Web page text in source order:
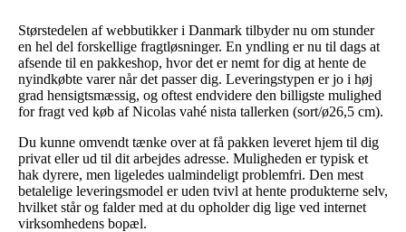
Størstedelen af webbutikker i Danmark tilbyder nu om stunder
en hel del forskellige fragtløsninger. En yndling er nu til dags at
afsende til en pakkeshop, hvor det er nemt for dig at hente de
nyindkøbte varer når det passer dig. Leveringstypen er jo i høj
grad hensigtsmæssig, og oftest endvidere den billigste mulighed
for fragt ved køb af Nicolas vahé nista tallerken (sort/ø26,5 cm).
Du kunne omvendt tænke over at få pakken leveret hjem til dig
privat eller ud til dit arbejdes adresse. Muligheden er typisk et
hak dyrere, men ligeledes ualmindeligt problemfri. Den mest
betalelige leveringsmodel er uden tvivl at hente produkterne selv,
hvilket står og falder med at du opholder dig lige ved internet
virksomhedens bopæl.